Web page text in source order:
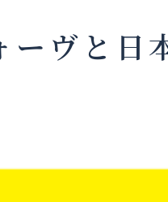
ヴと日